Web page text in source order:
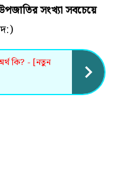
সংখ্যা সবচেয়ে
অর্থ কি? - [নতুন